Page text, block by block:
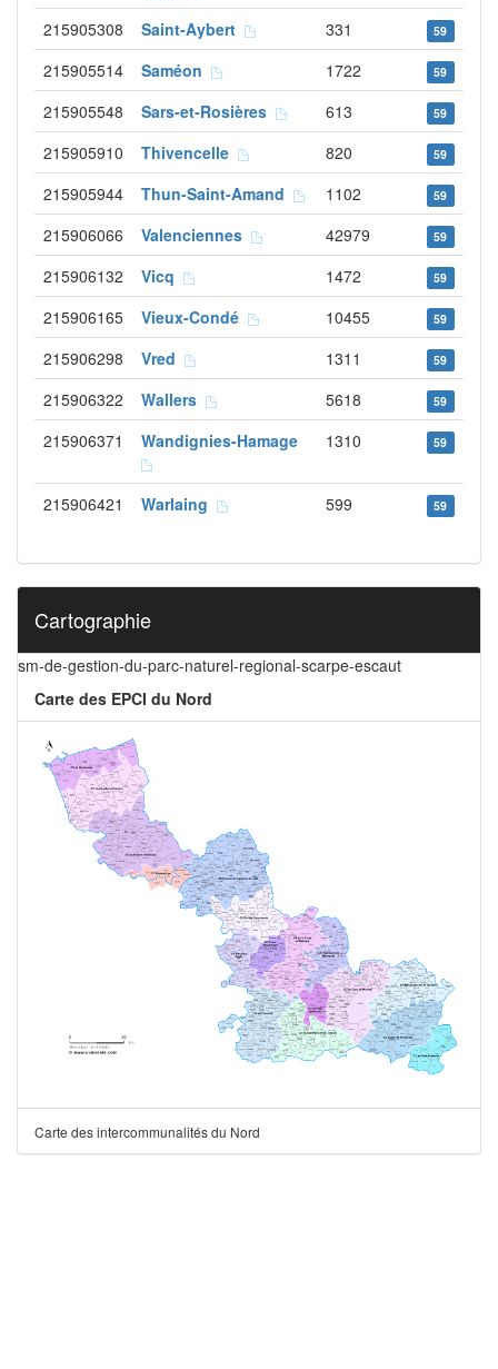
215905308 Saint-Aybert 331 59
215905514 Saméon 1722 59
215905548 Sars-et-Rosières 613 59
215905910 Thivencelle 820 59
215905944 Thun-Saint-Amand 1102 59
215906066 Valenciennes 42979 59
215906132 Vicq 1472 59
215906165 Vieux-Condé 10455 59
215906298 Vred 1311 59
215906322 Wallers 5618 59
215906371 Wandignies-Hamage 1310 59
215906421 Warlaing 599 59
Cartographie
sm-de-gestion-du-parc-naturel-regional-scarpe-escaut
Carte des EPCI du Nord
Carte des intercommunalités du Nord